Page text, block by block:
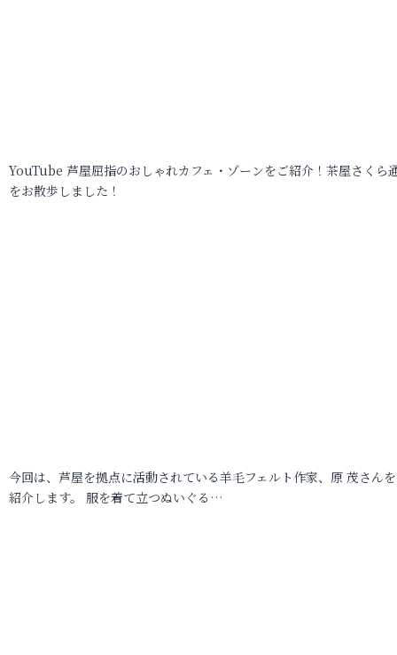
YouTube 芦屋屈指のおしゃれカフェ・ゾーンをご紹介！茶屋さくら
をお散歩しました！
今回は、芦屋を拠点に活動されている羊毛フェルト作家、原 茂さん
紹介します。 服を着て立つぬいぐる…